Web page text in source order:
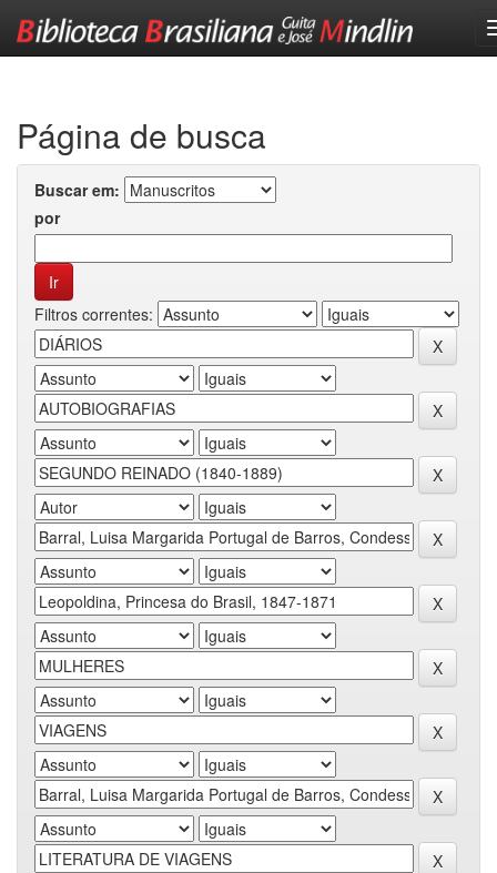
Página de busca
Buscar em:
por
Filtros correntes: